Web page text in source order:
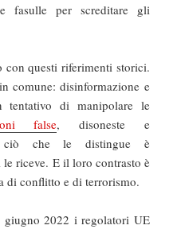
fasulle per screditare gli
con questi riferimenti storici.
comune: disinformazione e
tentativo di manipolare le
false, disoneste e
ciò che le distingue è
riceve. E il loro contrasto è
di conflitto e di terrorismo.
2022 i regolatori UE